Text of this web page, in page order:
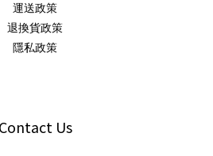
運送政策
退換貨政策
隱私政策
Contact Us